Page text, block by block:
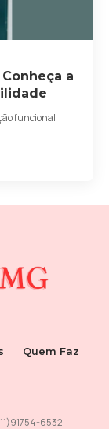
a
funcional
Quem Faz
6532